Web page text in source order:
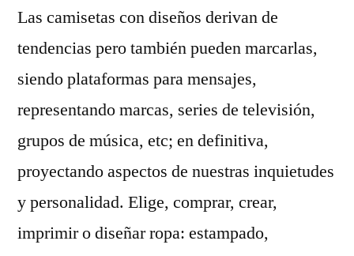
Las camisetas con diseños derivan de
tendencias pero también pueden marcarlas,
siendo plataformas para mensajes,
representando marcas, series de televisión,
grupos de música, etc; en definitiva,
proyectando aspectos de nuestras inquietudes
y personalidad. Elige, comprar, crear,
imprimir o diseñar ropa: estampado,